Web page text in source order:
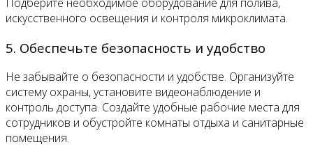
искусственного освещения и контроля микроклимата.
5. Обеспечьте безопасность и удобство
Не забывайте о безопасности и удобстве. Организуйте
систему охраны, установите видеонаблюдение и
контроль доступа. Создайте удобные рабочие места для
сотрудников и обустройте комнаты отдыха и санитарные
помещения.